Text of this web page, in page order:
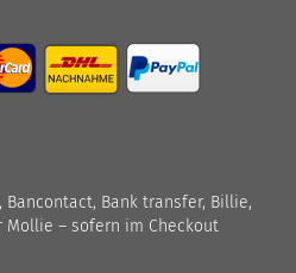
Bancontact, Bank transfer, Billie,
Mollie – sofern im Checkout